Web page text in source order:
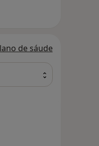
de sáude